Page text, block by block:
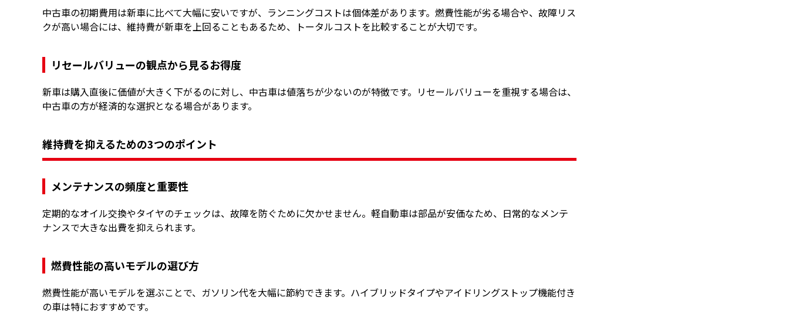
中古車の初期費用は新車に比べて大幅に安いですが、ランニングコストは個体差があります。燃費性能が劣る場合や、故障リス
クが高い場合には、維持費が新車を上回ることもあるため、トータルコストを比較することが大切です。
リセールバリューの観点から見るお得度
新車は購入直後に価値が大きく下がるのに対し、中古車は値落ちが少ないのが特徴です。リセールバリューを重視する場合は、
中古車の方が経済的な選択となる場合があります。
維持費を抑えるための3つのポイント
メンテナンスの頻度と重要性
定期的なオイル交換やタイヤのチェックは、故障を防ぐために欠かせません。軽自動車は部品が安価なため、日常的なメンテ
ナンスで大きな出費を抑えられます。
燃費性能の高いモデルの選び方
燃費性能が高いモデルを選ぶことで、ガソリン代を大幅に節約できます。ハイブリッドタイプやアイドリングストップ機能付き
の車は特におすすめです。